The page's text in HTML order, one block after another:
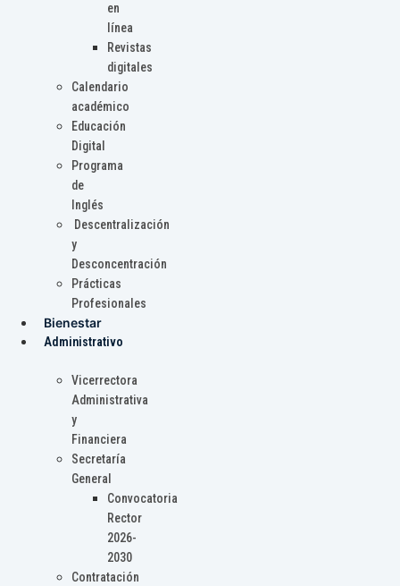
en
línea
Revistas
digitales
Calendario
académico
Educación
Digital
Programa
de
Inglés
Descentralización
y
Desconcentración
Prácticas
Profesionales
Bienestar
Administrativo
Vicerrectora
Administrativa
y
Financiera
Secretaría
General
Convocatoria
Rector
2026-
2030
Contratación